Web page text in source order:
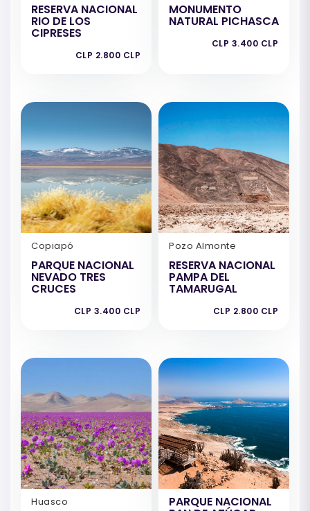
RESERVA NACIONAL
RIO DE LOS
CIPRESES
CLP 2.800 CLP
MONUMENTO
NATURAL PICHASCA
CLP 3.400 CLP
Copiapó
PARQUE NACIONAL
NEVADO TRES
CRUCES
CLP 3.400 CLP
Pozo Almonte
RESERVA NACIONAL
PAMPA DEL
TAMARUGAL
CLP 2.800 CLP
Huasco PARQUE NACIONAL